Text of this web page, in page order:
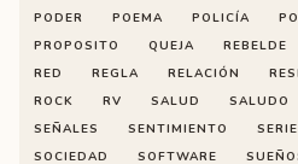
PODER
POEMA POLICÍA
PROPOSITO
QUEJA REBELDE
RED
REGLA RELACIÓN
ROCK
RV SALUD SALUDO
SEÑALES
SENTIMIENTO
SOCIEDAD
SOFTWARE